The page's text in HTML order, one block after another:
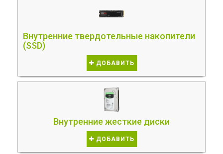
Внутренние твердотельные накопители
(SSD)
ДОБАВИТЬ
Внутренние жесткие диски
ДОБАВИТЬ